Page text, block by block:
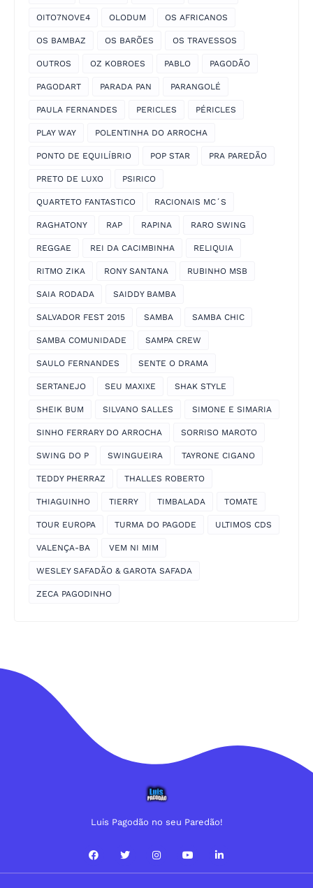
OITO7NOVE4 OLODUM OS AFRICANOS
OS BAMBAZ OS BARÕES OS TRAVESSOS
OUTROS OZ KOBROES PABLO PAGODÃO
PAGODART PARADA PAN PARANGOLÉ
PAULA FERNANDES PERICLES PÉRICLES
PLAY WAY POLENTINHA DO ARROCHA
PONTO DE EQUILÍBRIO POP STAR PRA PAREDÃO
PRETO DE LUXO PSIRICO
QUARTETO FANTASTICO RACIONAIS MC´S
RAGHATONY RAP RAPINA RARO SWING
REGGAE REI DA CACIMBINHA RELIQUIA
RITMO ZIKA RONY SANTANA RUBINHO MSB
SAIA RODADA SAIDDY BAMBA
SALVADOR FEST 2015 SAMBA SAMBA CHIC
SAMBA COMUNIDADE SAMPA CREW
SAULO FERNANDES SENTE O DRAMA
SERTANEJO SEU MAXIXE SHAK STYLE
SHEIK BUM SILVANO SALLES SIMONE E SIMARIA
SINHO FERRARY DO ARROCHA SORRISO MAROTO
SWING DO P SWINGUEIRA TAYRONE CIGANO
TEDDY PHERRAZ THALLES ROBERTO
THIAGUINHO TIERRY TIMBALADA TOMATE
TOUR EUROPA TURMA DO PAGODE ULTIMOS CDS
VALENÇA-BA VEM NI MIM
WESLEY SAFADÃO & GAROTA SAFADA
ZECA PAGODINHO
Luis Pagodão no seu Paredão!